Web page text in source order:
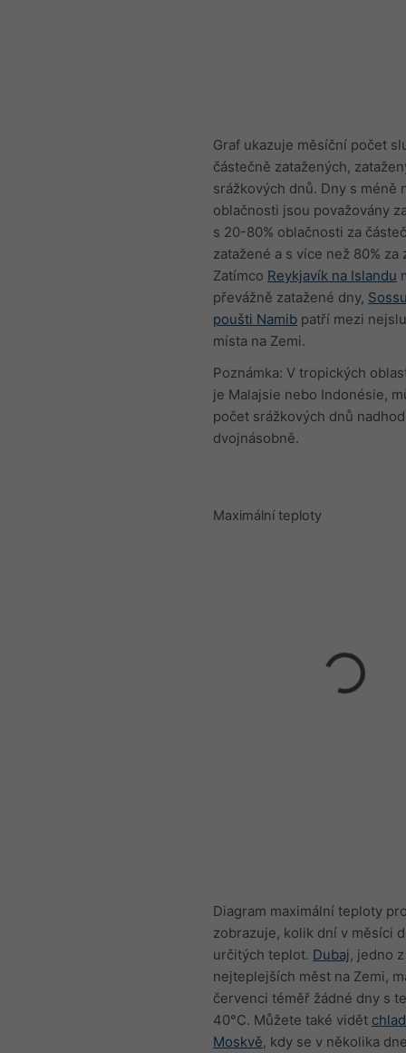
Graf ukazuje měsíční počet
částečně zatažených,
srážkových dnů. Dny s méně
oblačnosti jsou považovány
s 20-80% oblačnosti za
zatažené a s více než 80% za
Zatímco Reykjavík na Islandu
převážně zatažené dny,
poušti Namib patří mezi
místa na Zemi.
Poznámka: V tropických
je Malajsie nebo Indonésie,
počet srážkových dnů
dvojnásobně.
Maximální teploty
Diagram maximální teploty
zobrazuje, kolik dní v měsíci
určitých teplot. Dubaj, jedno z
nejteplejších měst na Zemi,
červenci téměř žádné dny s
40°C. Můžete také vidět
Moskvě, kdy se v několika